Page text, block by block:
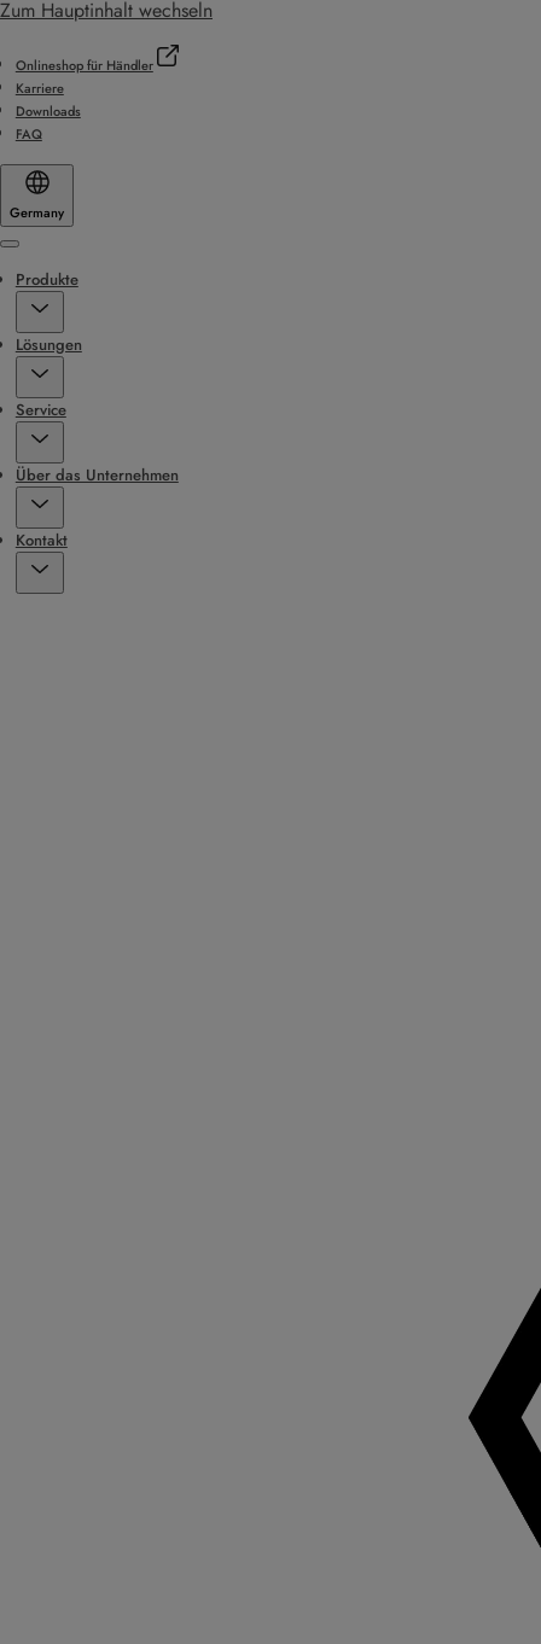
Zum Hauptinhalt wechseln
Onlineshop für Händler
Karriere
Downloads
FAQ
Germany
Menu
Produkte
Lösungen
Service
Über das Unternehmen
Kontakt